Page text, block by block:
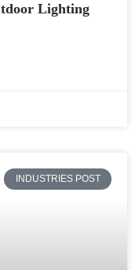
Lighting
INDUSTRIES POST